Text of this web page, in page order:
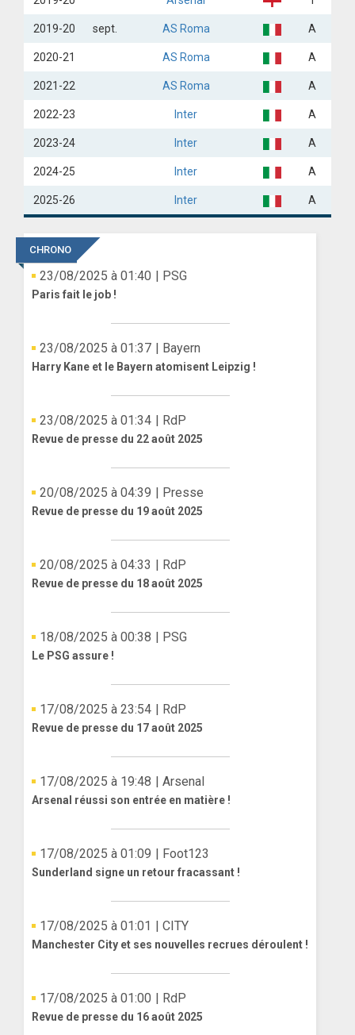
2019-20 sept. AS Roma A
2020-21 AS Roma A
2021-22 AS Roma A
2022-23 Inter A
2023-24 Inter A
2024-25 Inter A
2025-26 Inter A
CHRONO
23/08/2025 à 01:40 | PSG
Paris fait le job !
23/08/2025 à 01:37 | Bayern
Harry Kane et le Bayern atomisent Leipzig !
23/08/2025 à 01:34 | RdP
Revue de presse du 22 août 2025
20/08/2025 à 04:39 | Presse
Revue de presse du 19 août 2025
20/08/2025 à 04:33 | RdP
Revue de presse du 18 août 2025
18/08/2025 à 00:38 | PSG
Le PSG assure !
17/08/2025 à 23:54 | RdP
Revue de presse du 17 août 2025
17/08/2025 à 19:48 | Arsenal
Arsenal réussi son entrée en matière !
17/08/2025 à 01:09 | Foot123
Sunderland signe un retour fracassant !
17/08/2025 à 01:01 | CITY
Manchester City et ses nouvelles recrues déroulent !
17/08/2025 à 01:00 | RdP
Revue de presse du 16 août 2025